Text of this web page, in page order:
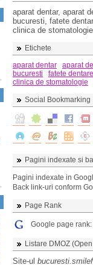
aparat dentar, aparat
bucuresti, fatete
clinica de
Etichete
aparat dentar
aparat
bucuresti
fatete
clinica de stomatologie
Social Bookmarking
Pagini indexate si
Pagini indexate in
Back link-uri conform
Page Rank
Google page rank:
Listare DMOZ
Site-ul